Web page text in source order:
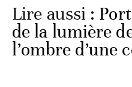
Lire aussi :
de la lumière
l’ombre d’une